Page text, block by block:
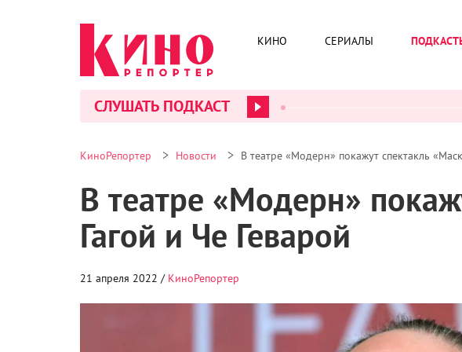
КИНО СЕРИАЛЫ
СЛУШАТЬ ПОДКАСТ
КиноРепортер > Новости > В театре «Модерн» покажут спектакль
В театре «Модерн»
Гагой и Че Геварой
21 апреля 2022 / КиноРепортер